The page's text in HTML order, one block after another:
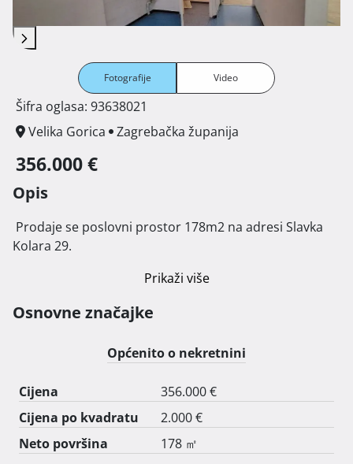
Fotografije Video
Šifra oglasa: 93638021
Velika Gorica
Zagrebačka županija
356.000 €
Opis
Kolara 29.
Prikaži više
Osnovne značajke
Općenito o nekretnini
Cijena
356.000 €
Cijena po kvadratu
2.000 €
Neto površina
178 ㎡